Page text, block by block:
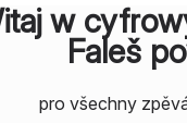
w
Faleš
pro všechny